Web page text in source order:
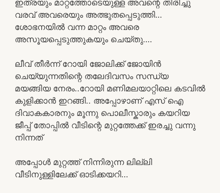
ഇത്രയും മാറ്റത്തോടെയുള്ള അവന്റെ തിരിച്ചു
വരവ് അവരെയും അത്ഭുതപ്പെടുത്തി…
ശോഭനയിൽ വന്ന മാറ്റം അവരെ
അസൂയപ്പെടുത്തുകയും ചെയ്തു….
ലീവ് തീർന്ന് റോയി ജോലിക്ക് ജോയിൻ
ചെയ്യുന്നതിന്റെ തലേദിവസം സന്ധ്യ
മയങ്ങിയ നേരം..റോയി മണിമലയാറ്റിലെ കടവിൽ
കുളിക്കാൻ ഇറങ്ങി.. അപ്പോഴാണ് എസ് ഐ
ദിവാകകാരനും മൂന്നു പൊലീസ്കാരും കയറിയ
ജീപ്പ് തോപ്പിൽ വീടിന്റെ മുറ്റത്തേക്ക് ഇരച്ചു വന്നു
നിന്നത്
അപ്പോൾ മുറ്റത്ത് നിന്നിരുന്ന ലില്ലി
വീടിനുള്ളിലേക്ക് ഓടിക്കയറി…